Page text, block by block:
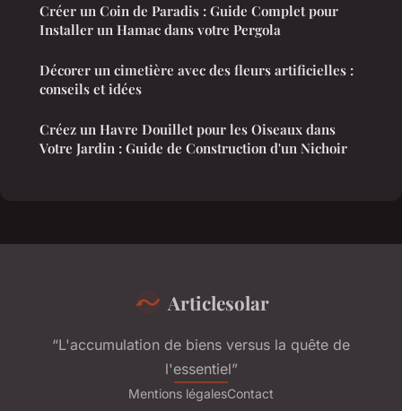
Créer un Coin de Paradis : Guide Complet pour
Installer un Hamac dans votre Pergola
Décorer un cimetière avec des fleurs artificielles :
conseils et idées
Créez un Havre Douillet pour les Oiseaux dans
Votre Jardin : Guide de Construction d'un Nichoir
Articlesolar
“L'accumulation de biens versus la quête de
l'essentiel”
Mentions légalesContact